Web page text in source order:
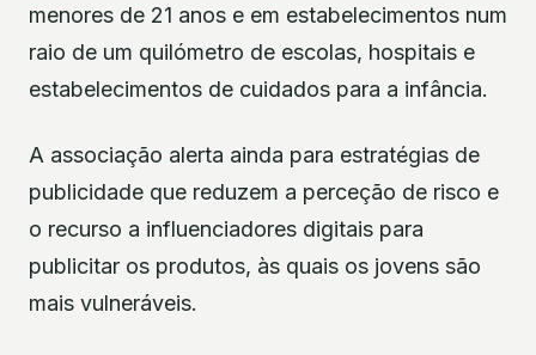
menores de 21 anos e em estabelecimentos num
raio de um quilómetro de escolas, hospitais e
estabelecimentos de cuidados para a infância.
A associação alerta ainda para estratégias de
publicidade que reduzem a perceção de risco e
o recurso a influenciadores digitais para
publicitar os produtos, às quais os jovens são
mais vulneráveis.